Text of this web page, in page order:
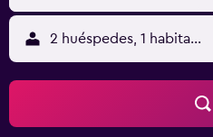
aplique un recargo).
2 huéspedes, 1 habitación